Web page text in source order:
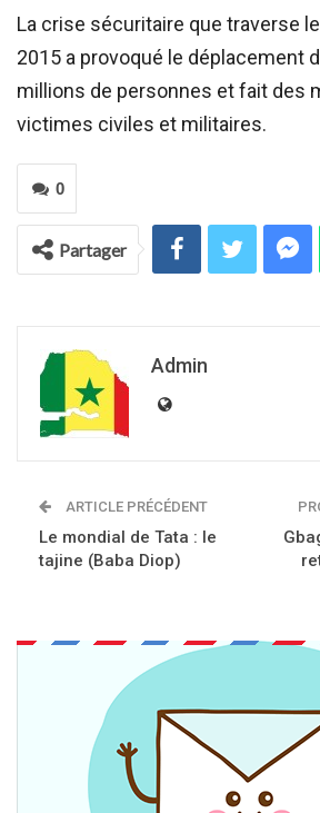
La crise sécuritaire que traverse
2015 a provoqué le déplacement
millions de personnes et fait des
victimes civiles et militaires.
0
Partager
Admin
ARTICLE PRÉCÉDENT
Le mondial de Tata : le
tajine (Baba Diop)